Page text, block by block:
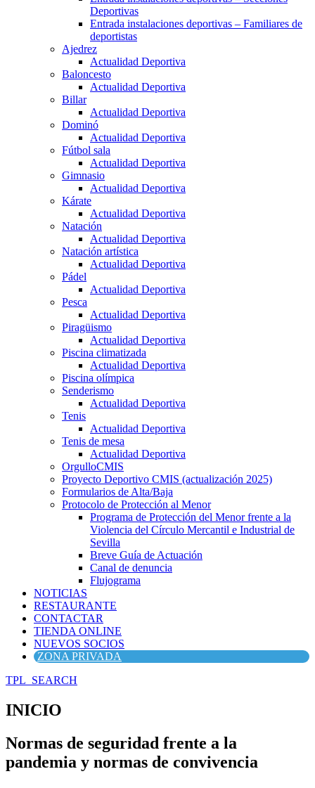
Deportivas
Entrada instalaciones deportivas – Familiares de
deportistas
Ajedrez
Actualidad Deportiva
Baloncesto
Actualidad Deportiva
Billar
Actualidad Deportiva
Dominó
Actualidad Deportiva
Fútbol sala
Actualidad Deportiva
Gimnasio
Actualidad Deportiva
Kárate
Actualidad Deportiva
Natación
Actualidad Deportiva
Natación artística
Actualidad Deportiva
Pádel
Actualidad Deportiva
Pesca
Actualidad Deportiva
Piragüismo
Actualidad Deportiva
Piscina climatizada
Actualidad Deportiva
Piscina olímpica
Senderismo
Actualidad Deportiva
Tenis
Actualidad Deportiva
Tenis de mesa
Actualidad Deportiva
OrgulloCMIS
Proyecto Deportivo CMIS (actualización 2025)
Formularios de Alta/Baja
Protocolo de Protección al Menor
Programa de Protección del Menor frente a la
Violencia del Círculo Mercantil e Industrial de
Sevilla
Breve Guía de Actuación
Canal de denuncia
Flujograma
NOTICIAS
RESTAURANTE
CONTACTAR
TIENDA ONLINE
NUEVOS SOCIOS
ZONA PRIVADA
TPL_SEARCH
INICIO
Normas de seguridad frente a la
pandemia y normas de convivencia